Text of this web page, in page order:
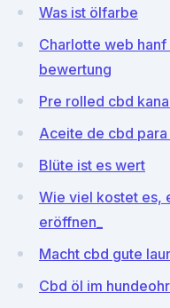
Was ist ölfarbe
Charlotte web
bewertung
Pre rolled cbd
Aceite de cbd
Blüte ist es wert
Wie viel kostet es,
eröffnen_
Macht cbd gute
Cbd öl im hundeohr